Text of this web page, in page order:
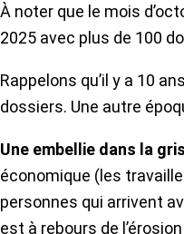
À noter que le mois
2025 avec plus de 100
Rappelons qu’il y a 10
dossiers. Une autre
Une embellie dans la
économique (les
personnes qui arrivent
est à rebours de